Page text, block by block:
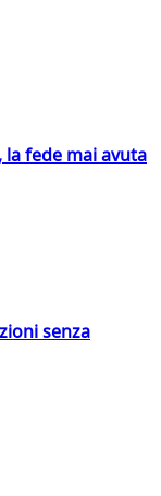
fede mai avuta
senza